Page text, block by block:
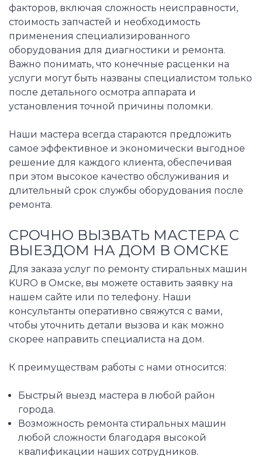
факторов, включая сложность неисправности,
стоимость запчастей и необходимость
применения специализированного
оборудования для диагностики и ремонта.
Важно понимать, что конечные расценки на
услуги могут быть названы специалистом только
после детального осмотра аппарата и
установления точной причины поломки.
Наши мастера всегда стараются предложить
самое эффективное и экономически выгодное
решение для каждого клиента, обеспечивая
при этом высокое качество обслуживания и
длительный срок службы оборудования после
ремонта.
СРОЧНО ВЫЗВАТЬ МАСТЕРА С
ВЫЕЗДОМ НА ДОМ В ОМСКЕ
Для заказа услуг по ремонту стиральных машин
KURO в Омске, вы можете оставить заявку на
нашем сайте или по телефону. Наши
консультанты оперативно свяжутся с вами,
чтобы уточнить детали вызова и как можно
скорее направить специалиста на дом.
К преимуществам работы с нами относится:
Быстрый выезд мастера в любой район
города.
Возможность ремонта стиральных машин
любой сложности благодаря высокой
квалификации наших сотрудников.